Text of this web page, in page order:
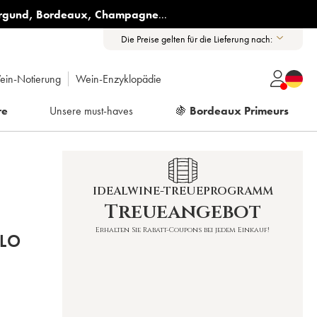
, Bordeaux, Champagne...
Die Preise gelten für die Lieferung nach:
Notierung Wein-Enzyklopädie
Unsere must-haves 🍇 Bordeaux Primeurs
IDEALWINE-TREUEPROGRAMM
Treueangebot
Erhalten Sie Rabatt-Coupons bei jedem Einkauf!